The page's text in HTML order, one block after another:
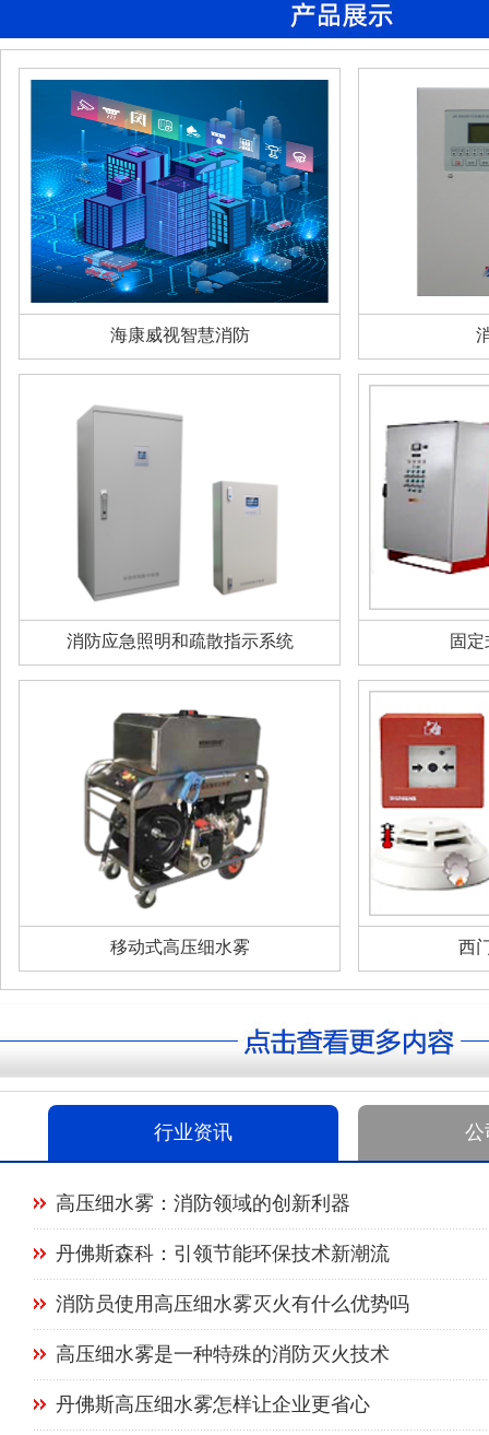
海康威视智慧消防
消防应急照明和疏散指示系统 固
移动式高压细水雾 西
行业资讯 公
高压细水雾：消防领域的创新利器
丹佛斯森科：引领节能环保技术新潮流
消防员使用高压细水雾灭火有什么优势吗
高压细水雾是一种特殊的消防灭火技术
丹佛斯高压细水雾怎样让企业更省心